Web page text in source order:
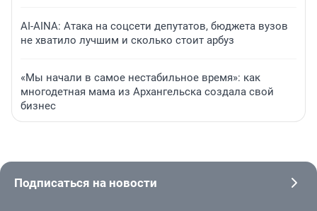
AI-AINA: Атака на соцсети депутатов, бюджета вузов
не хватило лучшим и сколько стоит арбуз
«Мы начали в самое нестабильное время»: как
многодетная мама из Архангельска создала свой
бизнес
Подписаться на новости